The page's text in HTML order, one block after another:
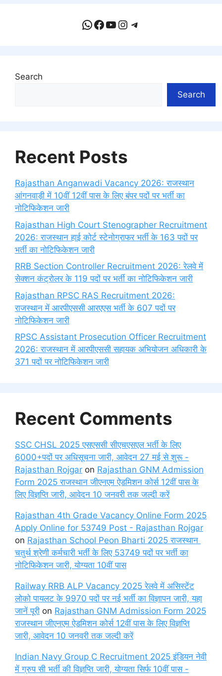
WhatsApp
Facebook
YouTube
Instagram
Telegram
Search
Search
Recent Posts
Rajasthan Anganwadi Vacancy 2026: राजस्थान
आंगनवाड़ी में 10वीं 12वीं पास के लिए बंपर पदों पर भर्ती का
नोटिफिकेशन जारी
Rajasthan High Court Stenographer Recruitment
2026: राजस्थान हाई कोर्ट स्टेनोग्राफर भर्ती के 163 पदों पर
भर्ती का नोटिफिकेशन जारी
RRB Section Controller Recruitment 2026: रेलवे में
सेक्शन कंट्रोलर के 119 पदों पर भर्ती का नोटिफिकेशन जारी
Rajasthan RPSC RAS Recruitment 2026:
राजस्थान में आरपीएससी आरएएस भर्ती के 607 पदों पर
नोटिफिकेशन जारी
RPSC Assistant Prosecution Officer Recruitment
2026: राजस्थान में आरपीएससी सहायक अभियोजन अधिकारी के
371 पदों पर नोटिफिकेशन जारी
Recent Comments
SSC CHSL 2025 एसएससी सीएचएसएल भर्ती के लिए
6000+पदों पर अधिसूचना जारी, आवेदन 27 मई से शुरू -
Rajasthan Rojgar on Rajasthan GNM Admission
Form 2025 राजस्थान जीएनएम ऐडमिशन कोर्स 12वीं पास के
लिए विज्ञप्ति जारी, आवेदन 10 जनवरी तक जल्दी करें
Rajasthan 4th Grade Vacancy Online Form 2025
Apply Online for 53749 Post - Rajasthan Rojgar
on Rajasthan School Peon Bharti 2025 राजस्थान
चतुर्थ श्रेणी कर्मचारी भर्ती के लिए 53749 पदों पर भर्ती का
नोटिफिकेशन जारी, योग्यता 10वीं पास
Railway RRB ALP Vacancy 2025 रेलवे में असिस्टेंट
लोको पायलट के 9970 पदों पर नई भर्ती का विज्ञापन जारी, यहा
जानें पूरी on Rajasthan GNM Admission Form 2025
राजस्थान जीएनएम ऐडमिशन कोर्स 12वीं पास के लिए विज्ञप्ति
जारी, आवेदन 10 जनवरी तक जल्दी करें
Indian Navy Group C Recruitment 2025 इंडियन नेवी
में ग्रुप सी भर्ती की विज्ञप्ति जारी, योग्यता सिर्फ 10वीं पास -